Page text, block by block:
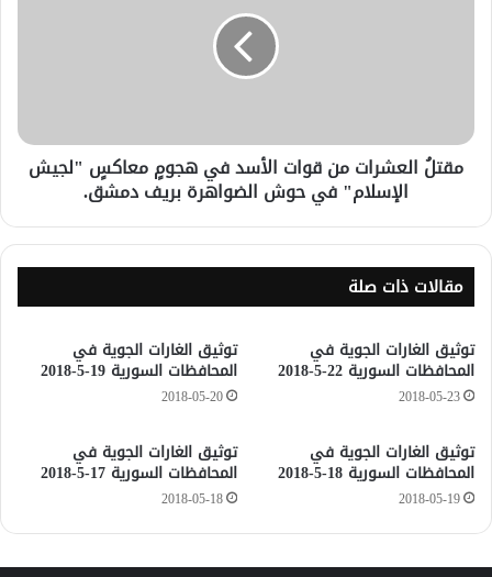
مقتلُ العشرات من قوات الأسد في هجومٍ معاكسٍ "لجيش
الإسلام" في حوش الضواهرة بريف دمشق.
مقالات ذات صلة
توثيق الغارات الجوية في
المحافظات السورية 22-5-2018
2018-05-23
توثيق الغارات الجوية في
المحافظات السورية 19-5-2018
2018-05-20
توثيق الغارات الجوية في
المحافظات السورية 18-5-2018
2018-05-19
توثيق الغارات الجوية في
المحافظات السورية 17-5-2018
2018-05-18